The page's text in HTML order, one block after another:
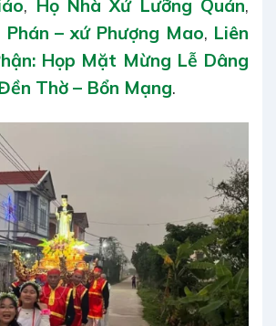
, Họ Nhà Xứ Lưỡng Quán,
– xứ Phượng Mao, Liên
Họp Mặt Mừng Lễ Dâng
Thờ – Bổn Mạng.